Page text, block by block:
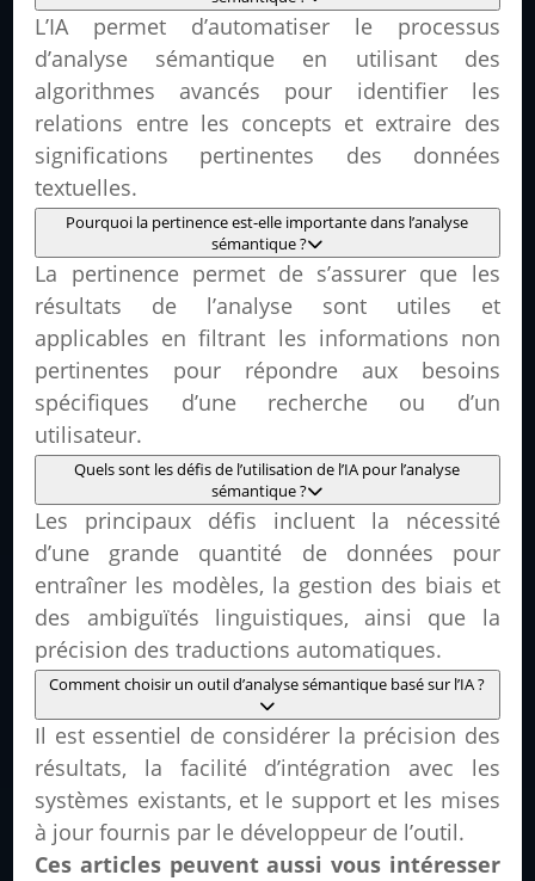
L’IA permet d’automatiser le processus
d’analyse sémantique en utilisant des
algorithmes avancés pour identifier les
relations entre les concepts et extraire des
significations pertinentes des données
textuelles.
Pourquoi la pertinence est-elle importante dans l’analyse
sémantique ?
La pertinence permet de s’assurer que les
résultats de l’analyse sont utiles et
applicables en filtrant les informations non
pertinentes pour répondre aux besoins
spécifiques d’une recherche ou d’un
utilisateur.
Quels sont les défis de l’utilisation de l’IA pour l’analyse
sémantique ?
Les principaux défis incluent la nécessité
d’une grande quantité de données pour
entraîner les modèles, la gestion des biais et
des ambiguïtés linguistiques, ainsi que la
précision des traductions automatiques.
Comment choisir un outil d’analyse sémantique basé sur l’IA ?
Il est essentiel de considérer la précision des
résultats, la facilité d’intégration avec les
systèmes existants, et le support et les mises
à jour fournis par le développeur de l’outil.
Ces articles peuvent aussi vous intéresser